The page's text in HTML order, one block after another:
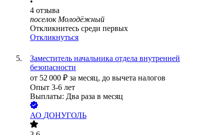
4 отзыва
поселок Молодёжный
Откликнитесь среди первых
Откликнуться
Заместитель начальника отдела внутренней
безопасности
от 52 000 ₽ за месяц, до вычета налогов
Опыт 3-6 лет
Выплаты: Два раза в месяц
АО ДОНУГОЛЬ